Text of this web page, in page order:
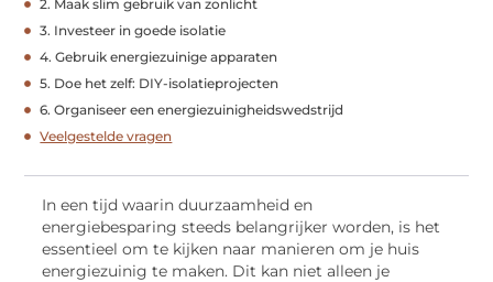
2. Maak slim gebruik van zonlicht
3. Investeer in goede isolatie
4. Gebruik energiezuinige apparaten
5. Doe het zelf: DIY-isolatieprojecten
6. Organiseer een energiezuinigheidswedstrijd
Veelgestelde vragen
In een tijd waarin duurzaamheid en
energiebesparing steeds belangrijker worden, is het
essentieel om te kijken naar manieren om je huis
energiezuinig te maken. Dit kan niet alleen je